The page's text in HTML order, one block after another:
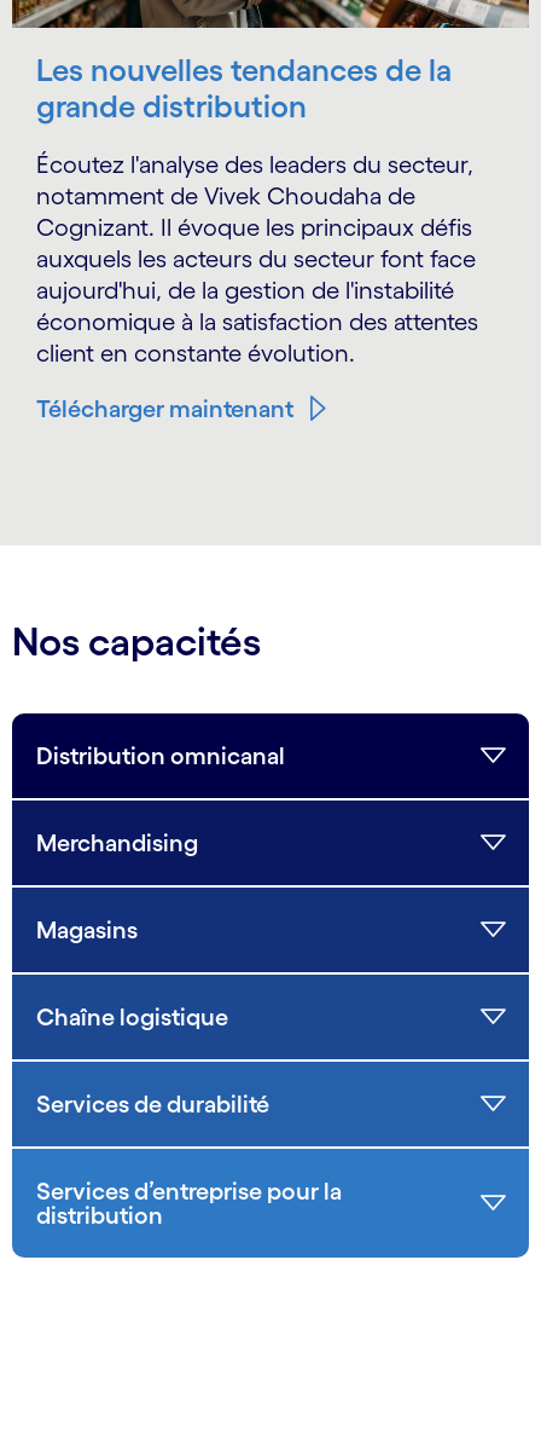
Les nouvelles tendances de la
grande distribution
Écoutez l'analyse des leaders du secteur,
notamment de Vivek Choudaha de
Cognizant. Il évoque les principaux défis
auxquels les acteurs du secteur font face
aujourd'hui, de la gestion de l'instabilité
économique à la satisfaction des attentes
client en constante évolution.
Télécharger maintenant
Nos capacités
Distribution omnicanal
Merchandising
Magasins
Chaîne logistique
Services de durabilité
Services d’entreprise pour la
distribution